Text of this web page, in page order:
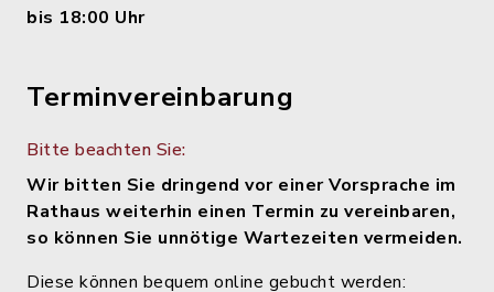
bis 18:00 Uhr
Terminvereinbarung
Bitte beachten Sie:
Wir bitten Sie dringend vor einer Vorsprache im
Rathaus weiterhin einen Termin zu vereinbaren,
so können Sie unnötige Wartezeiten vermeiden.
Diese können bequem online gebucht werden: